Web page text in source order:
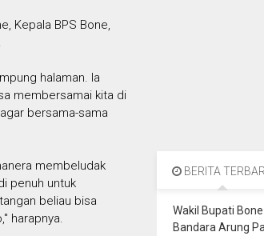
Kepala BPS Bone,
halaman. Ia
membersamai kita di
bersama-sama
membeludak
penuh untuk
beliau bisa
harapnya.
BERITA
Wakil Bupati
Bandara Arung